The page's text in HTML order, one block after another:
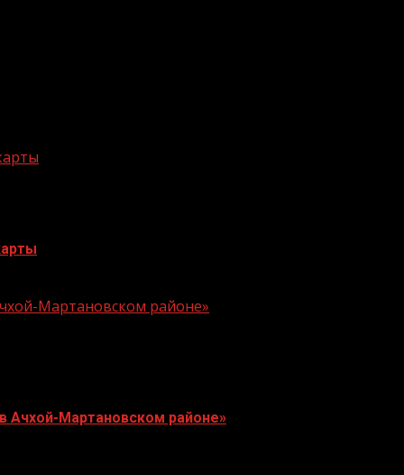
Мартановском районе»
Ачхой-Мартановском районе»